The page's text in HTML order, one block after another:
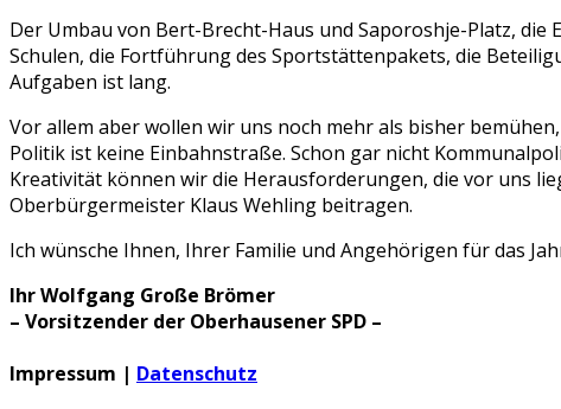
Der Umbau von Bert-Brecht-Haus und Saporoshje-Platz,
Schulen, die Fortführung des Sportstättenpakets, die
Aufgaben ist lang.
Vor allem aber wollen wir uns noch mehr als bisher
Politik ist keine Einbahnstraße. Schon gar nicht
Kreativität können wir die Herausforderungen, die vor uns
Oberbürgermeister Klaus Wehling beitragen.
Ich wünsche Ihnen, Ihrer Familie und Angehörigen für das
Ihr Wolfgang Große Brömer
– Vorsitzender der Oberhausener SPD –
Impressum | Datenschutz